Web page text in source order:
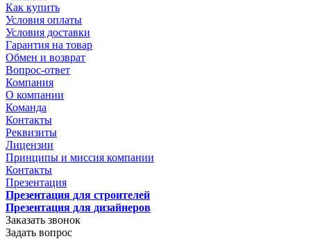
Как купить
Условия оплаты
Условия доставки
Гарантия на товар
Обмен и возврат
Вопрос-ответ
Компания
О компании
Команда
Контакты
Реквизиты
Лицензии
Принципы и миссия компании
Контакты
Презентация
Презентация для строителей
Презентация для дизайнеров
Заказать звонок
Задать вопрос